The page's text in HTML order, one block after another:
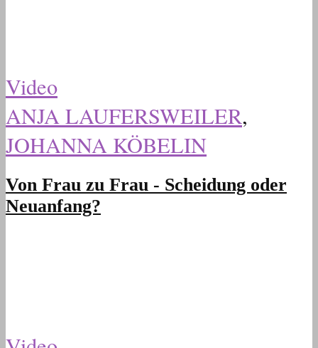
Video
ANJA LAUFERSWEILER,
JOHANNA KÖBELIN
Von Frau zu Frau - Scheidung oder
Neuanfang?